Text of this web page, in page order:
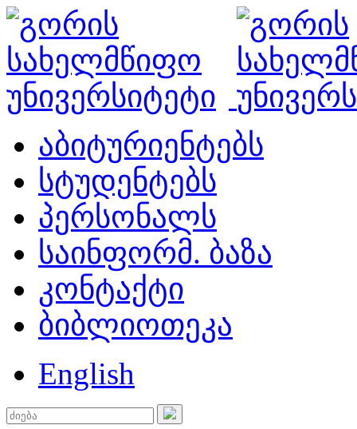
აბიტურიენტებს
სტუდენტებს
პერსონალს
საინფორმ. ბაზა
კონტაქტი
ბიბლიოთეკა
English